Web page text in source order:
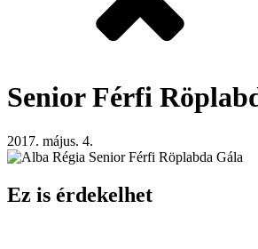
Senior Férfi
2017. május. 4.
Ez is érdekelhet